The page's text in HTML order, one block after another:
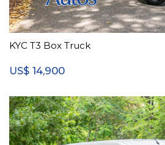
KYC T3 Box Truck
US$ 14,900